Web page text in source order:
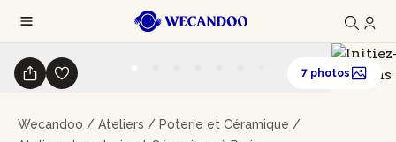
Wecandoo / Ateliers / Poterie et Céramique /
7 photos